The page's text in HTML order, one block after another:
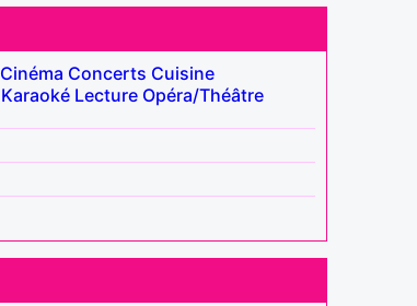
Cinéma Concerts Cuisine
Karaoké Lecture Opéra/Théâtre